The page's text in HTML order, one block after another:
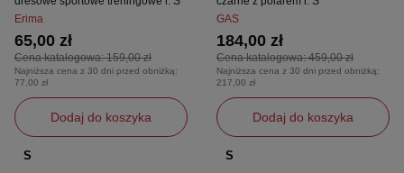
Erima
Cena katalogowa:159,00 zł
65,00 zł
Najniższa cena z 30 dni przed obniżką:
77,00 zł
Dodaj do koszyka
S
GAS
Cena katalogowa:459,00 zł
184,00 zł
Najniższa cena z 30 dni przed obniżką:
217,00 zł
Dodaj do koszyka
S